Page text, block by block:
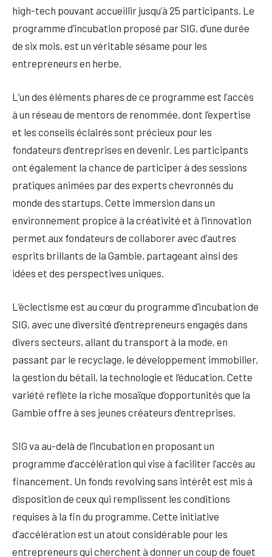
high-tech pouvant accueillir jusqu’à 25 participants. Le
programme d’incubation proposé par SIG, d’une durée
de six mois, est un véritable sésame pour les
entrepreneurs en herbe.
L’un des éléments phares de ce programme est l’accès
à un réseau de mentors de renommée, dont l’expertise
et les conseils éclairés sont précieux pour les
fondateurs d’entreprises en devenir. Les participants
ont également la chance de participer à des sessions
pratiques animées par des experts chevronnés du
monde des startups. Cette immersion dans un
environnement propice à la créativité et à l’innovation
permet aux fondateurs de collaborer avec d’autres
esprits brillants de la Gambie, partageant ainsi des
idées et des perspectives uniques.
L’éclectisme est au cœur du programme d’incubation de
SIG, avec une diversité d’entrepreneurs engagés dans
divers secteurs, allant du transport à la mode, en
passant par le recyclage, le développement immobilier,
la gestion du bétail, la technologie et l’éducation. Cette
variété reflète la riche mosaïque d’opportunités que la
Gambie offre à ses jeunes créateurs d’entreprises.
SIG va au-delà de l’incubation en proposant un
programme d’accélération qui vise à faciliter l’accès au
financement. Un fonds revolving sans intérêt est mis à
disposition de ceux qui remplissent les conditions
requises à la fin du programme. Cette initiative
d’accélération est un atout considérable pour les
entrepreneurs qui cherchent à donner un coup de fouet